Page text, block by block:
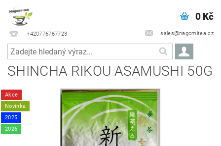
+420776767723 sales@nagomitea.cz
0 Kč
SHINCHA RIKOU ASAMUSHI 50G
Akce
Novinka
2025
2026